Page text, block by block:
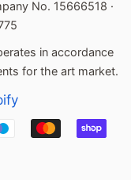
No. 15666518 ·
in accordance
for the art market.